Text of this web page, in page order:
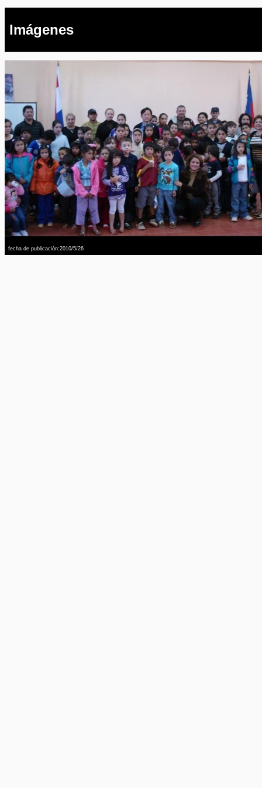
Imágenes
fecha de publicación:2010/5/26